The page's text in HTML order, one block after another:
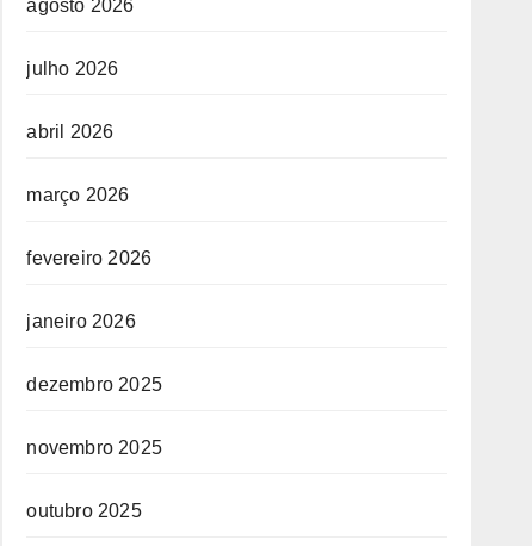
agosto 2026
julho 2026
abril 2026
março 2026
fevereiro 2026
janeiro 2026
dezembro 2025
novembro 2025
outubro 2025